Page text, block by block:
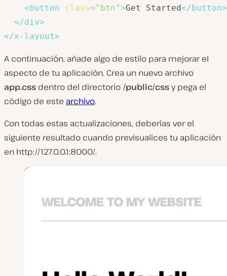
<button class=" btn">Get Started</button>
</div>
</x-layout>
A continuación, añade algo de estilo para mejorar el
aspecto de tu aplicación. Crea un nuevo archivo
app.css dentro del directorio /public/cssy pega el
código de este archivo.
Con todas estas actualizaciones, deberías ver el
siguiente resultado cuando previsualices tu aplicación
en http://127.0.0.1:8000/.